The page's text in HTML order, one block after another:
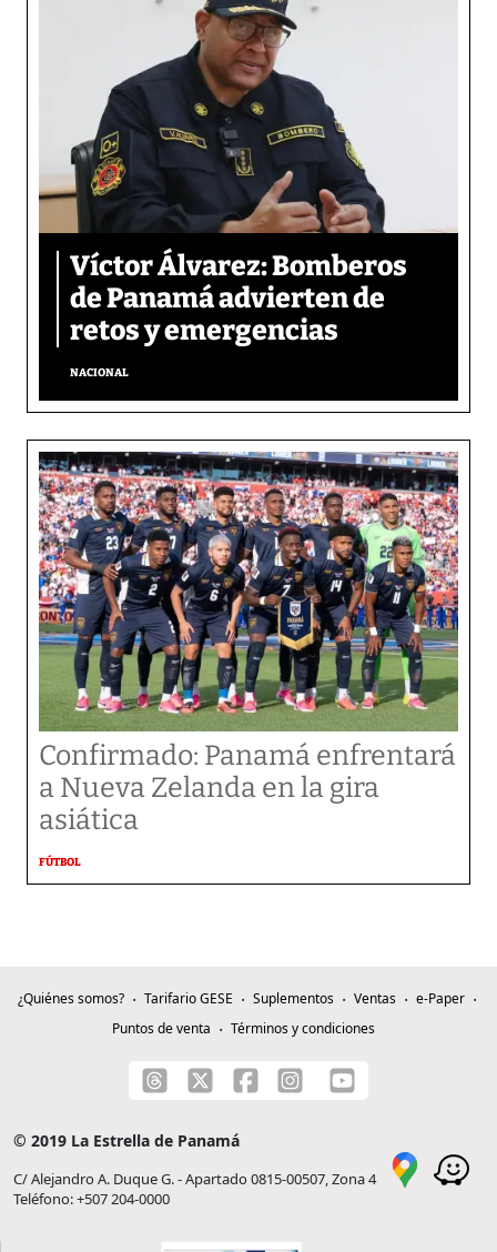
Víctor Álvarez: Bomberos
de Panamá advierten de
retos y emergencias
NACIONAL
Confirmado: Panamá enfrentará
a Nueva Zelanda en la gira
asiática
FÚTBOL
¿Quiénes somos? Tarifario GESE Suplementos Ventas
e-Paper
Puntos de venta
Términos y condiciones
© 2019 La Estrella de Panamá
C/ Alejandro A. Duque G. - Apartado 0815-00507, Zona 4
Teléfono: +507 204-0000